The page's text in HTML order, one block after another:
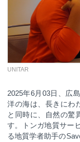
UNITAR
2025年6月 03日、広
洋の海は、長きにわ
と同時に、自然の驚
す。トンガ地質サー
る地質学者助手の